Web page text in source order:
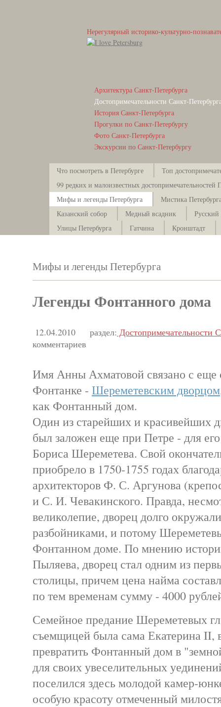
Нерегулярный историко-культурно-
Архитектура Санкт-Петербурга
Достопримечательности Санкт-
История Санкт-Петербурга
Прогулки по Санкт-Петербургу
Фото Санкт-Петербурга
Экскурсии по Санкт-Петербургу
Что посмотреть в Петербурге
Топ
99 редких и малоизвестных достопримечательностей
Мифы и легенды Петербурга
Мистика
Казанский собор
Медный всадник
Улицы Петербурга
Гатчина Кронштадт
Мифы и легенды Петербурга
Легенды Фонтанного дома
12.04.2010 раздел: Достопримечательности
комментариев
Имя Анны Ахматовой связано с еще
Фонтанке - Шереметевским дворцом
как Фонтанный дом.
Один из старейших и красивейших
был заложен еще при Петре - для
Бориса Шереметева. Свой
приобрело в 1750-1755 годах
архитекторов Ф. С. Аргунова
и С. И. Чевакинского. Правда,
великолепие, дворец долго
разбойниками, и потому
Фонтанном доме. По мнению
Пыляева, дворец стал одним из
столицы, причем цена найма
по тем временам сумму - 4000
Семейное предание Шереметевых
съемщицей была сама Екатерина II,
превратить Фонтанный дом в
для своих увеселительных
поселился здесь молодой камер-
особую красоту отмеченный